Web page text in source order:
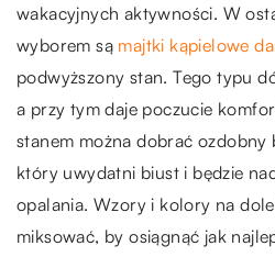
wakacyjnych aktywności. W
wyborem są majtki kąpielowe
podwyższony stan. Tego typu
a przy tym daje poczucie
stanem można dobrać ozdobny
który uwydatni biust i będzie
opalania. Wzory i kolory na
miksować, by osiągnąć jak